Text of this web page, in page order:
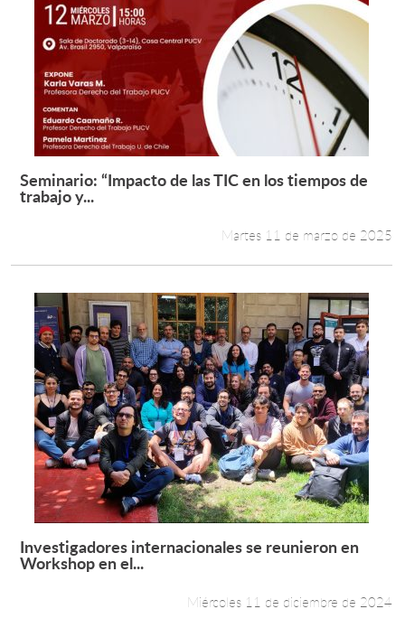
Leer más +
Seminario: “Impacto de las TIC en los tiempos de
trabajo y...
Martes 11 de marzo de 2025
Leer más +
Investigadores internacionales se reunieron en
Workshop en el...
Miércoles 11 de diciembre de 2024